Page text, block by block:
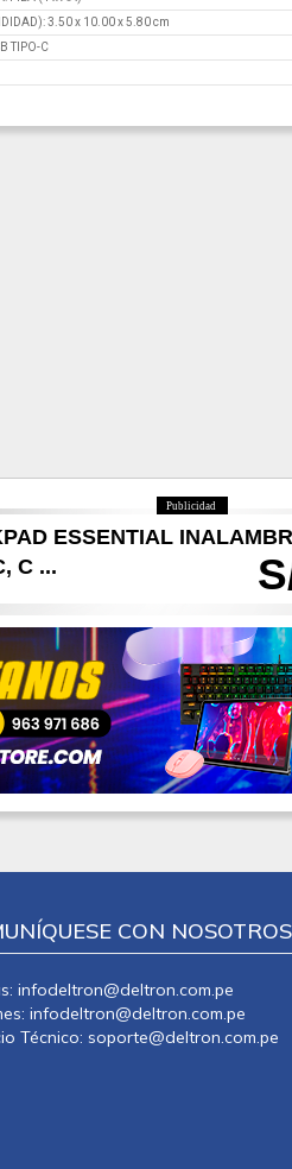
3.50 x 10.00 x 5.80 cm
TIPO-C
Publicidad
ESSENTIAL
C ...
CON NOSOTROS
infodeltron@deltron.com.pe
infodeltron@deltron.com.pe
Técnico: soporte@deltron.com.pe